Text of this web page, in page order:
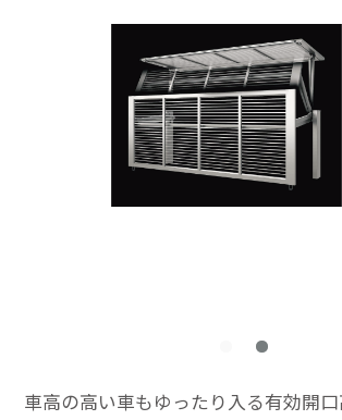
車高の高い車もゆったり入る有効開